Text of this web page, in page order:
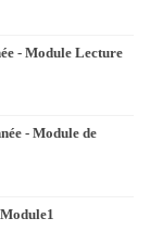
- Module Lecture
- Module de